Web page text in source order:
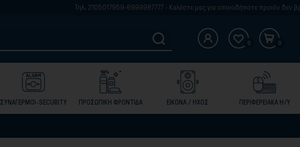
Τηλ. 2105017959-6999987777 - Καλέστε μας για οποιοδήποτε προιόν δεν βρίσκετε στην
0 0
ΕΙΚΟΝΑ / ΗΧΟΣ ΠΕΡΙΦΕΡΕΙΑΚΑ Η/Υ
ΠΡΟΣΩΠΙΚΗ ΦΡΟΝΤΙΔΑ
ΣΥΝΑΓΕΡΜΟΙ-SECURITY